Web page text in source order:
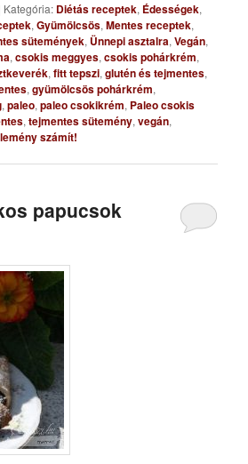
Kategória: Diétás receptek, Édességek,
,Gyümölcsös,Mentes receptek,
sütemények, Ünnepi asztalra,Vegán,
,csokis meggyes,csokis pohárkrém,
,fitt tepszi,glutén és tejmentes,
,gyümölcsös pohárkrém,
,paleo,paleo csokikrém, Paleo csokis
,tejmentes sütemény,vegán,
számít!
papucsok